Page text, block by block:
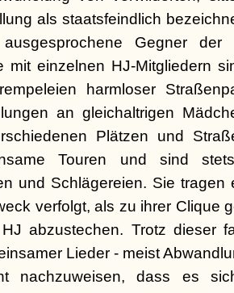
als staatsfeindlich
Gegner
mit einzelnen HJ-Mitgliedern
harmloser
an gleichaltrigen
Plätzen und
Touren und sind
und Schlägereien. Sie tragen
verfolgt, als zu ihrer Clique
abzustechen. Trotz dieser
Lieder - meist
nachzuweisen, dass es